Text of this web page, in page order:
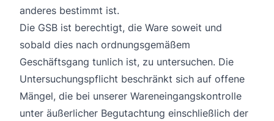
anderes bestimmt ist.
Die GSB ist berechtigt, die Ware soweit und
sobald dies nach ordnungsgemäßem
Geschäftsgang tunlich ist, zu untersuchen. Die
Untersuchungspflicht beschränkt sich auf offene
Mängel, die bei unserer Wareneingangskontrolle
unter äußerlicher Begutachtung einschließlich der